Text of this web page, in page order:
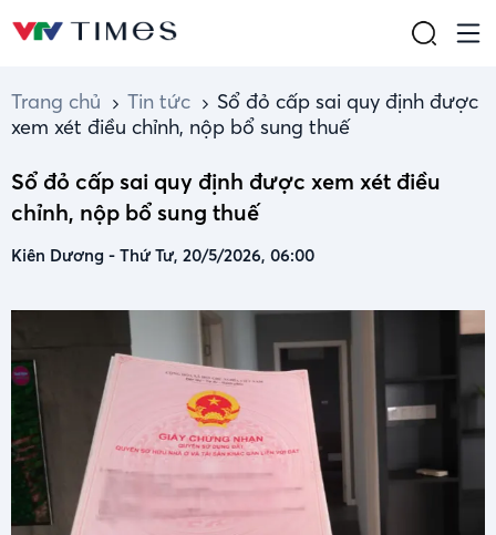
Trang chủ Tin tức
Sổ đỏ cấp sai quy định được
xem xét điều chỉnh, nộp bổ sung thuế
Sổ đỏ cấp sai quy định được xem xét điều
chỉnh, nộp bổ sung thuế
Kiên Dương - Thứ Tư, 20/5/2026, 06:00